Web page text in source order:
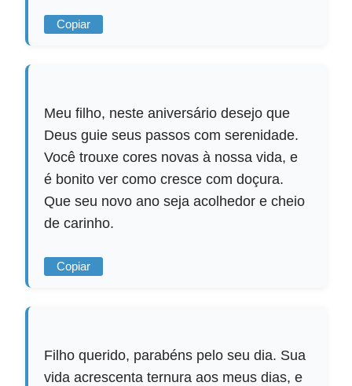
Copiar
Meu filho, neste aniversário desejo que
Deus guie seus passos com serenidade.
Você trouxe cores novas à nossa vida, e
é bonito ver como cresce com doçura.
Que seu novo ano seja acolhedor e cheio
de carinho.
Copiar
Filho querido, parabéns pelo seu dia. Sua
vida acrescenta ternura aos meus dias, e